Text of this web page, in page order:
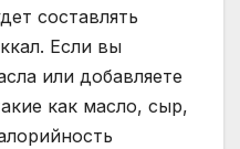
составлять
Если вы
или добавляете
как масло, сыр,